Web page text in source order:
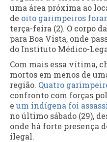
uma área próxima ao
de oito garimpeiros
terça-feira (2). O corpo
para Boa Vista, onde
do Instituto Médico-
Com mais essa vítima,
mortos em menos de
região. Quatro
confronto com forças
e um indígena foi
no último sábado (29),
onde há forte presença
ilegal.